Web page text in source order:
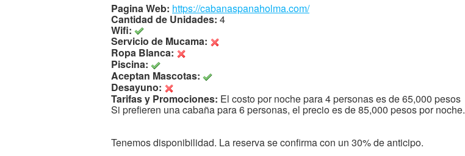
Pagina Web: https://cabanaspanaholma.com/
Cantidad de Unidades: 4
Wifi:
Servicio de Mucama:
Ropa Blanca:
Piscina:
Aceptan Mascotas:
Desayuno:
Tarifas y Promociones: El costo por noche para 4 personas es de 65,000 pesos
Si prefieren una cabaña para 6 personas, el precio es de 85,000 pesos por noche.
Tenemos disponibilidad. La reserva se confirma con un 30% de anticipo.